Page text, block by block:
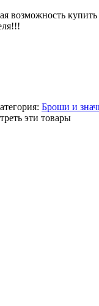
возможность
Броши и
эти товары